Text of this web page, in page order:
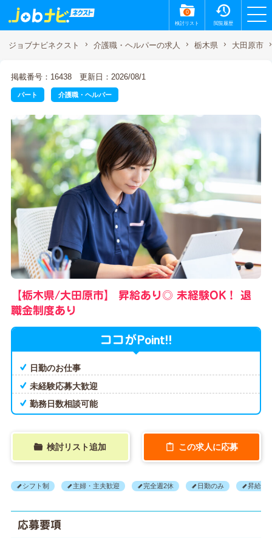
0
検討リスト 閲覧履歴
ジョブナビネクスト 介護職・ヘルパーの求人 栃木県 大田原市
掲載番号：16438 更新日：2026/08/1
パート 介護職・ヘルパー
【栃木県/大田原市】 昇給あり◎ 未経験OK！
退
職金制度あり
ココがPoint!!
日勤のお仕事
未経験応募大歓迎
勤務日数相談可能
検討リスト追加 この求人に応募
シフト制 主婦・主夫歓迎 完全週2休 日勤のみ 昇給あ
応募要項